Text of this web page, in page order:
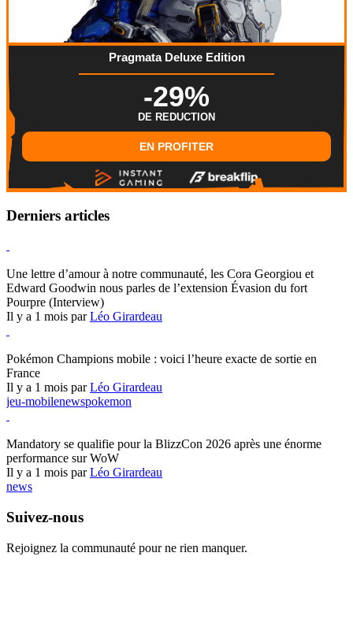
Pragmata Deluxe Edition
-29%
DE REDUCTION
EN PROFITER
Derniers articles
Une lettre d’amour à notre communauté, les Cora Georgiou et
Edward Goodwin nous parles de l’extension Évasion du fort
Pourpre (Interview)
Il y a 1 mois parLéo Girardeau
Pokémon Champions mobile : voici l’heure exacte de sortie en
France
Il y a 1 mois parLéo Girardeau
jeu-mobilenewspokemon
Mandatory se qualifie pour la BlizzCon 2026 après une énorme
performance sur WoW
Il y a 1 mois parLéo Girardeau
news
Suivez-nous
Rejoignez la communauté pour ne rien manquer.